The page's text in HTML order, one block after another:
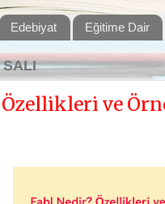
Edebiyat Eğitime Dair
SALI
Özellikleri ve